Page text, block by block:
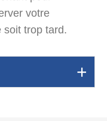
votre
soit trop tard.